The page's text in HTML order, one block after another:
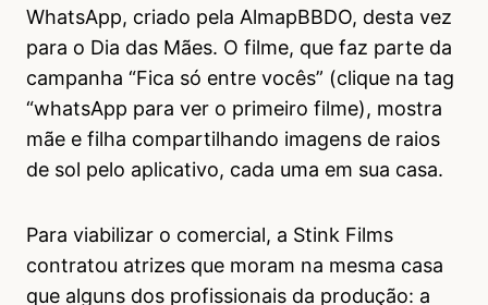
WhatsApp, criado pela AlmapBBDO, desta vez
para o Dia das Mães. O filme, que faz parte da
campanha “Fica só entre vocês” (clique na tag
“whatsApp para ver o primeiro filme), mostra
mãe e filha compartilhando imagens de raios
de sol pelo aplicativo, cada uma em sua casa.
Para viabilizar o comercial, a Stink Films
contratou atrizes que moram na mesma casa
que alguns dos profissionais da produção: a